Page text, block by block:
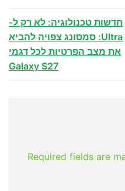
חדשות טכנולוגיה: לא רק ל-
Ultra: סמסונג צפויה להביא
את מצב הפרטיות לכל דגמי
Galaxy S27
Required fields are